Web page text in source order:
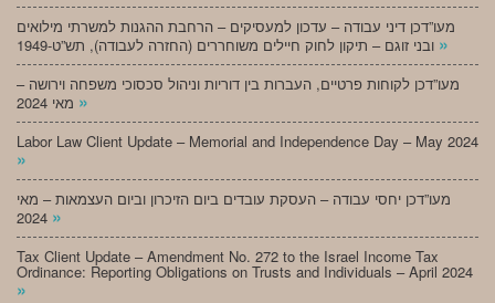
מעו”דכן דיני עבודה – עדכון למעסיקים – הרחבת ההגנות למשרתי מילואים
»
מעו”דכן לקוחות פרטיים, העברות בין דוריות וניהול סכסוכי משפחה וירושה –
»
Labor Law Client Update – Memorial and Independence Day – May 2024
»
מעו”דכן יחסי עבודה – העסקת עובדים ביום הזיכרון וביום העצמאות – מאי
»
Tax Client Update – Amendment No. 272 to the Israel Income Tax
Ordinance: Reporting Obligations on Trusts and Individuals – April 2024
»